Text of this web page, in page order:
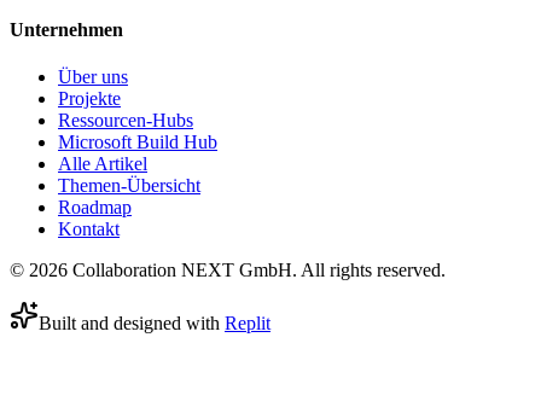
Unternehmen
Über uns
Projekte
Ressourcen-Hubs
Microsoft Build Hub
Alle Artikel
Themen-Übersicht
Roadmap
Kontakt
© 2026 Collaboration NEXT GmbH. All rights reserved.
Built and designed with Replit